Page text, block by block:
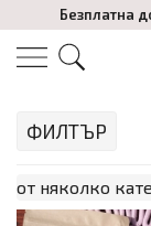
Безплатна
ФИЛТЪР
от няколко